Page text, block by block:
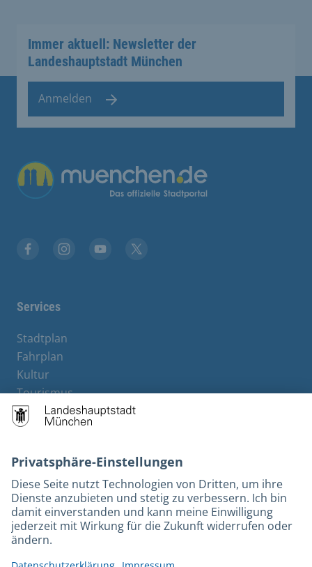
Immer aktuell: Newsletter der
Landeshauptstadt München
Anmelden
Übergreifende Links
Services
Stadtplan
Fahrplan
Kultur
Tourismus
M-Strom
Bürgerservice
Rechtliches und Kontakt
Barrierefreiheit
Leichte Sprache
Gebärdensprache